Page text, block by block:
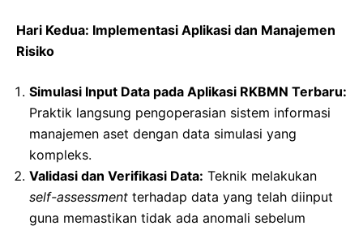
Hari Kedua: Implementasi Aplikasi dan Manajemen
Risiko
Simulasi Input Data pada Aplikasi RKBMN Terbaru:
Praktik langsung pengoperasian sistem informasi
manajemen aset dengan data simulasi yang
kompleks.
Validasi dan Verifikasi Data: Teknik melakukan
self-assessment terhadap data yang telah diinput
guna memastikan tidak ada anomali sebelum